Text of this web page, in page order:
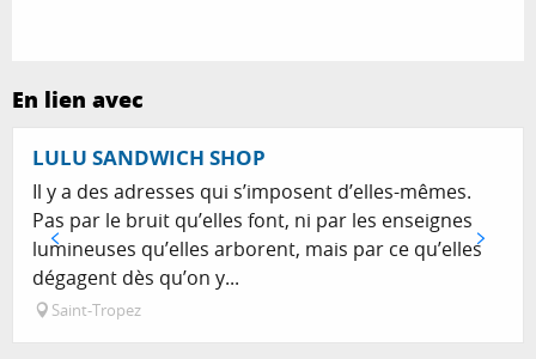
En lien avec
LULU SANDWICH SHOP
Il y a des adresses qui s’imposent d’elles-mêmes.
Pas par le bruit qu’elles font, ni par les enseignes
lumineuses qu’elles arborent, mais par ce qu’elles
dégagent dès qu’on y...
Saint-Tropez